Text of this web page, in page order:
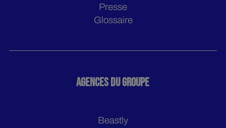
Presse
Glossaire
AGENCES DU GROUPE
Beastly